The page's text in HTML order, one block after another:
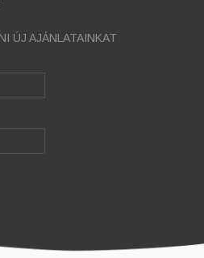
ÚJ AJÁNLATAINKAT